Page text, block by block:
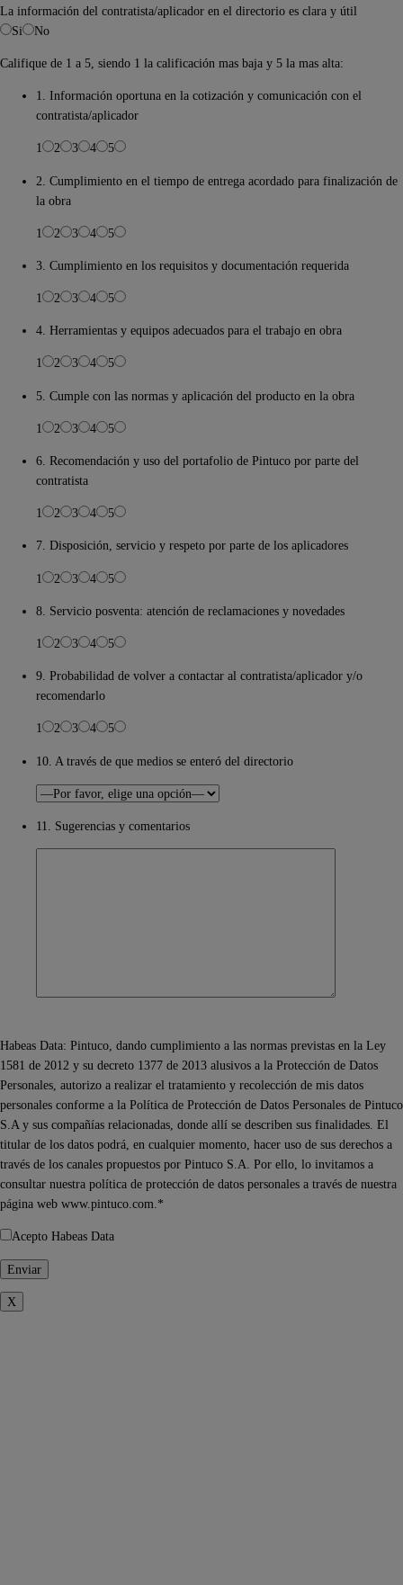
La información del contratista/aplicador en el directorio es clara y útil
Si
No
Califique de 1 a 5, siendo 1 la calificación mas baja y 5 la mas alta:
1. Información oportuna en la cotización y comunicación con el
contratista/aplicador
1 2 3 4 5
2. Cumplimiento en el tiempo de entrega acordado para finalización de
la obra
1 2 3 4 5
3. Cumplimiento en los requisitos y documentación requerida
1 2 3 4 5
4. Herramientas y equipos adecuados para el trabajo en obra
1 2 3 4 5
5. Cumple con las normas y aplicación del producto en la obra
1 2 3 4 5
6. Recomendación y uso del portafolio de Pintuco por parte del
contratista
1 2 3 4 5
7. Disposición, servicio y respeto por parte de los aplicadores
1 2 3 4 5
8. Servicio posventa: atención de reclamaciones y novedades
1 2 3 4 5
9. Probabilidad de volver a contactar al contratista/aplicador y/o
recomendarlo
1 2 3 4 5
10. A través de que medios se enteró del directorio
11. Sugerencias y comentarios
Habeas Data: Pintuco, dando cumplimiento a las normas previstas en la Ley
1581 de 2012 y su decreto 1377 de 2013 alusivos a la Protección de Datos
Personales, autorizo a realizar el tratamiento y recolección de mis datos
personales conforme a la Política de Protección de Datos Personales de Pintuco
S.A y sus compañías relacionadas, donde allí se describen sus finalidades. El
titular de los datos podrá, en cualquier momento, hacer uso de sus derechos a
través de los canales propuestos por Pintuco S.A. Por ello, lo invitamos a
consultar nuestra política de protección de datos personales a través de nuestra
página web www.pintuco.com.*
Acepto Habeas Data
X